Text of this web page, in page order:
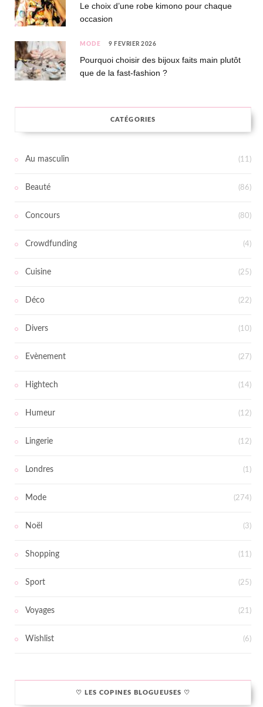
Le choix d’une robe kimono pour chaque
occasion
MODE 9 FÉVRIER 2026
Pourquoi choisir des bijoux faits main plutôt
que de la fast-fashion ?
CATÉGORIES
Au masculin (11)
Beauté (86)
Concours (80)
Crowdfunding (4)
Cuisine (25)
Déco (22)
Divers (10)
Evènement (27)
Hightech (14)
Humeur (12)
Lingerie (12)
Londres (1)
Mode (274)
Noël (3)
Shopping (11)
Sport (25)
Voyages (21)
Wishlist (6)
♡ LES COPINES BLOGUEUSES ♡